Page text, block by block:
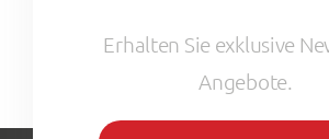
Erhalten Sie exklusive
Angebote.